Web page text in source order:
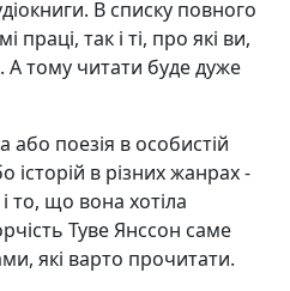
В списку повного
праці, так і ті, про які ви,
А тому читати буде дуже
поезія в особистій
історій в різних жанрах -
то, що вона хотіла
Туве Янссон саме
які варто прочитати.